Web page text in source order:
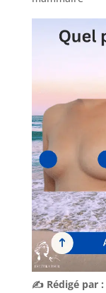
✍️ Rédigé par :